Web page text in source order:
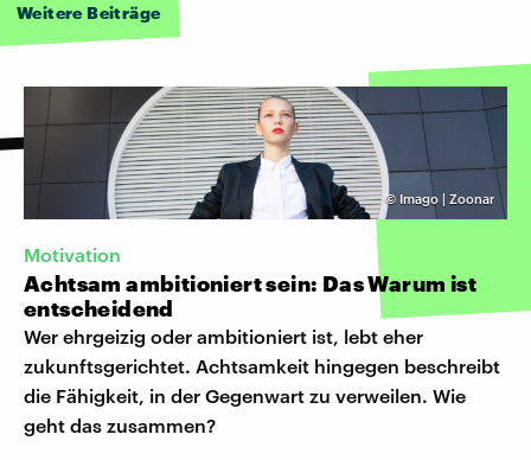
Weitere Beiträge
© Imago | Zoonar
Motivation
Achtsam ambitioniert sein: Das Warum ist
entscheidend
Wer ehrgeizig oder ambitioniert ist, lebt eher
zukunftsgerichtet. Achtsamkeit hingegen beschreibt
die Fähigkeit, in der Gegenwart zu verweilen. Wie
geht das zusammen?